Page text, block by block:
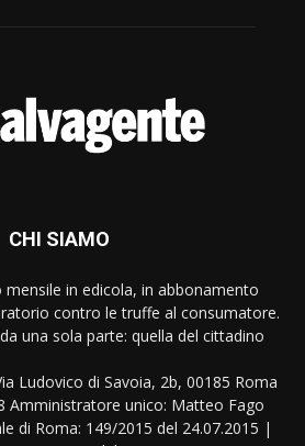
CHI SIAMO
mensile in edicola, in abbonamento
contro le truffe al consumatore.
una sola parte: quella del cittadino
Ludovico di Savoia, 2b, 00185 Roma
Amministratore unico: Matteo Fago
di Roma: 149/2015 del 24.07.2015 |